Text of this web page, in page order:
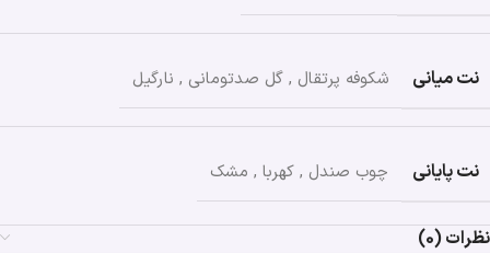
نت میانی شکوفه پرتقال , گل صدتومانی , نارگیل
نت پایانی چوب صندل , کهربا , مشک
نظرات (0)